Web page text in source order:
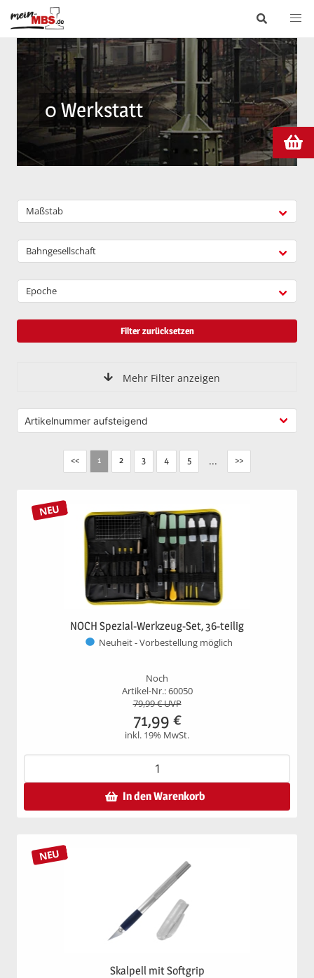
0 Werkstatt
Maßstab
Bahngesellschaft
Epoche
Filter zurücksetzen
Mehr Filter anzeigen
<< 1 2 3 4 5 ... >>
NEU
NOCH Spezial-Werkzeug-Set, 36-teilig
Neuheit - Vorbestellung möglich
Noch
Artikel-Nr.: 60050
79,99€ UVP
71,99 €
inkl. 19% MwSt.
In den Warenkorb
NEU
Skalpell mit Softgrip